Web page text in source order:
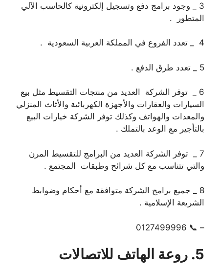
3 _ وجود برامج دفع وتسجيل إلكترونية كالحاسب الآلي
المتطور .
4 _ تعدد الفروع في المملكة العربية السعودية .
5 _ تعدد طرق الدفع .
6 _ توفر الشركة العديد من منتجات التقسيط مثل بيع
السيارات والعقارات والأجهزة الكهربائية والأثاث المنزلي
والمعدات والهواتف وكذلك توفر الشركة خيارات البيع
بالتأجير مع الوعد بالتملك .
7 _ توفر الشركة العديد من البرامج للتقسيط المرن
والتي تتناسب مع كل شرائح وطبقات المجتمع .
8 _ جميع برامج الشركة متوافقة مع أحكام وضوابط
الشريعة الإسلامية .
– 📞 0127499996
5. روعة الهاتف للاتصالات